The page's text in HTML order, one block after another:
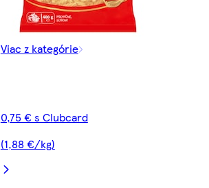
Viac z kategórie
0,75 € s Clubcard
(1,88 €/kg)